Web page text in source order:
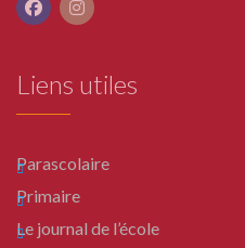
Liens utiles
Parascolaire
Primaire
Le journal de l’école